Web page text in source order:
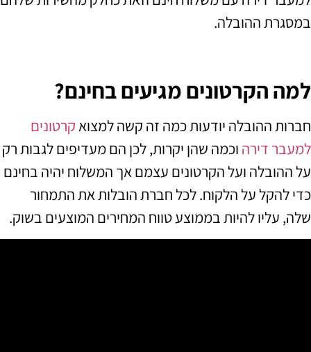
במסגרת ההובלה.
למה הקרטונים מגיעים בחינם?
חברות ההובלה יודעות כמה זה קשה למצוא קרטונים
למעבר דירה וכמה שהן יקרות,לכן הם מעדיפים לגבות רק
על ההובלה ועל הקרטונים עצמם אך המשלוח יהיה בחינם
כדי להקל על הלקוח.לכל חברת הובלות את התמחור
שלה, עליו להיות בממוצע טווח המחירים המוצעים בשוק.